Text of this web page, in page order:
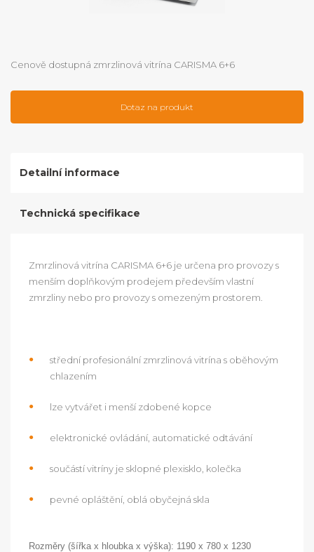
Cenově dostupná zmrzlinová vitrína CARISMA 6+6
Dotaz na produkt
Detailní informace
Technická specifikace
Zmrzlinová vitrína CARISMA 6+6 je určena pro provozy s
menším doplňkovým prodejem především vlastní
zmrzliny nebo pro provozy s omezeným prostorem.
střední profesionální zmrzlinová vitrína s oběhovým
chlazením
lze vytvářet i menší zdobené kopce
elektronické ovládání, automatické odtávání
součástí vitríny je sklopné plexisklo, kolečka
pevné opláštění, oblá obyčejná skla
Rozměry (šířka x hloubka x výška): 1190 x 780 x 1230